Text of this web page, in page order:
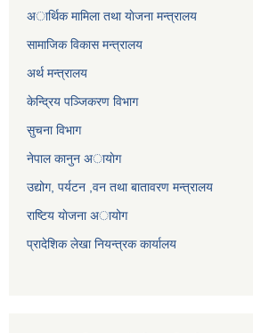
अार्थिक मामिला तथा याेजना मन्त्रालय
सामाजिक विकास मन्त्रालय
अर्थ मन्त्रालय
केन्द्रिय पञ्जिकरण विभाग
सुचना विभाग
नेपाल कानुन अायाेग
उद्योग, पर्यटन ,वन तथा बातावरण मन्त्रालय
राष्टिय याेजना अायोग
प्रादेशिक लेखा नियन्त्रक कार्यालय